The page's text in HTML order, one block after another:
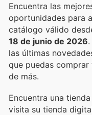
Encuentra las
catálogo válido
18 de junio de 2026
las últimas
que puedas
de más.
Encuentra una
visita su tienda